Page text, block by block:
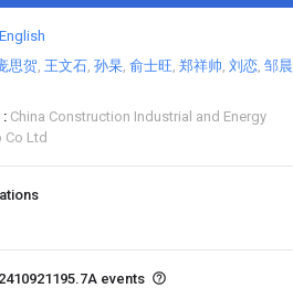
English
思贺 王文石 孙杲 俞士旺 郑祥帅 刘恋 邹晨
China Construction Industrial and Energy
Co Ltd
events